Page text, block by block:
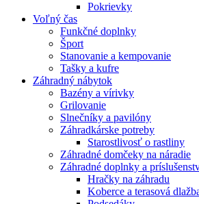
Pokrievky
Voľný čas
Funkčné doplnky
Šport
Stanovanie a kempovanie
Tašky a kufre
Záhradný nábytok
Bazény a vírivky
Grilovanie
Slnečníky a pavilóny
Záhradkárske potreby
Starostlivosť o rastliny
Záhradné domčeky na náradie
Záhradné doplnky a
Hračky na záhradu
Koberce a terasová